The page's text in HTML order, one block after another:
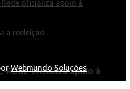
Rede oficializa apoio à
Webmundo Soluções